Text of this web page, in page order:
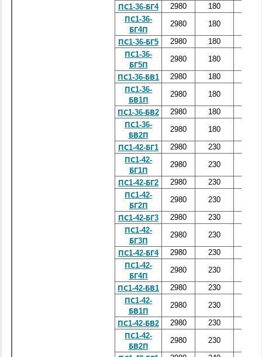
ПС1-36-БГ4 2980 180
ПС1-36-
БГ4П
2980 180
ПС1-36-БГ5 2980 180
ПС1-36-
БГ5П
2980 180
ПС1-36-БВ1 2980 180
ПС1-36-
БВ1П
2980 180
ПС1-36-БВ2 2980 180
ПС1-36-
БВ2П
2980 180
ПС1-42-БГ1 2980 230
ПС1-42-
БГ1П
2980 230
ПС1-42-БГ2 2980 230
ПС1-42-
БГ2П
2980 230
ПС1-42-БГ3 2980 230
ПС1-42-
БГ3П
2980 230
ПС1-42-БГ4 2980 230
ПС1-42-
БГ4П
2980 230
ПС1-42-БВ1 2980 230
ПС1-42-
БВ1П
2980 230
ПС1-42-БВ2 2980 230
ПС1-42-
БВ2П
2980 230